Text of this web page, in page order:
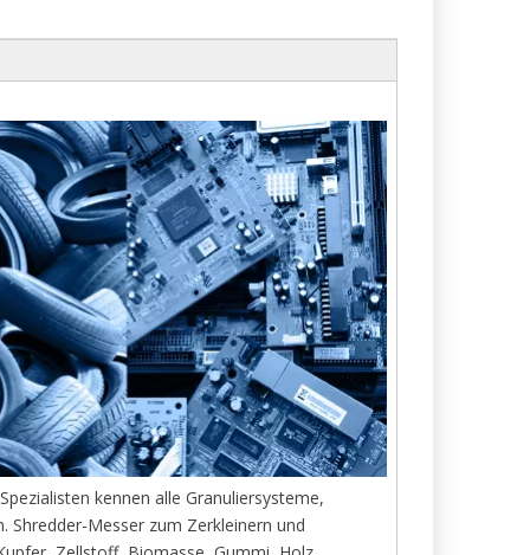
kennen alle Granuliersysteme,
Shredder-Messer zum Zerkleinern und